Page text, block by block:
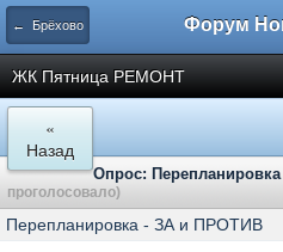
← Брёхово
ЖК Пятница РЕМОНТ
«
Назад
Опрос: Перепланировка
проголосовало)
Перепланировка - ЗА и ПРОТИВ